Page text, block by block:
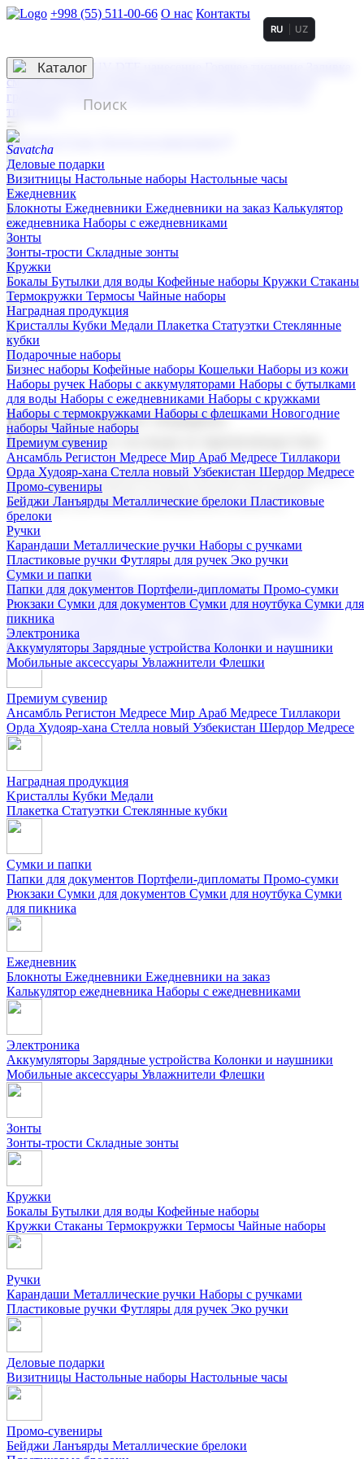
+998 (55) 511-00-66 О нас Контакты
3D гравировка
смолой (Doming)
гравировка твердая
тиснение
RU UZ
☰
Контакты
Каталог
Деловые подарки
Визитницы Настольные наборы Настольные часы
Ежедневник
Блокноты Ежедневники Ежедневники на заказ Калькулятор
ежедневника Наборы с ежедневниками
Зонты
Зонты-трости Складные зонты
Кружки
Бокалы Бутылки для воды Кофейные наборы Кружки Стаканы
Термокружки Термосы Чайные наборы
Наградная продукция
Kристаллы Кубки Медали Плакетка Статуэтки Стеклянные
кубки
Подарочные наборы
Бизнес наборы Кофейные наборы Кошельки Наборы из кожи
Наборы ручек Наборы с аккумуляторами Наборы с бутылками
для воды Наборы с ежедневниками Наборы с кружками
Наборы с термокружками Наборы с флешками Новогодние
наборы Чайные наборы
Премиум сувенир
Ансамбль Регистон Медресе Мир Араб Медресе Тиллакори
Орда Худояр-хана Стелла новый Узбекистан Шердор Медресе
Промо-сувениры
Бейджи Ланъярды Металлические брелоки Пластиковые
брелоки
Ручки
Карандаши Металлические ручки Наборы с ручками
Пластиковые ручки Футляры для ручек Эко ручки
Сумки и папки
Папки для документов Портфели-дипломаты Промо-сумки
Рюкзаки Сумки для документов Сумки для ноутбука Сумки для
пикника
Электроника
Аккумуляторы Зарядные устройства Колонки и наушники
Мобильные аксессуары Увлажнители Флешки
Корпоративные подарки
Поставка со склада и производство
Мы предлагаем широкий выбор корпоративных подарков и
сувениров с логотипом. В нашем каталоге вы найдете
продукцию для бизнеса, мероприятия и клиентов.
Подарочные наборы
Бизнес наборыКофейные наборы Кошельки
Наборы из кожиНаборы ручекНаборы с аккумуляторами
Наборы с бутылками для воды
Наборы с ежедневниками
Наборы с кружками
флешкамиНовогодние наборыЧайные наборы
Премиум сувенир
Ансамбль Регистон Медресе Мир Араб Медресе Тиллакори
Орда Худояр-хана Стелла новый Узбекистан Шердор Медресе
Наградная продукция
Kристаллы Кубки Медали
Плакетка Статуэтки Стеклянные кубки
Сумки и папки
Папки для документов Портфели-дипломаты Промо-сумки
Рюкзаки Сумки для документов Сумки для ноутбука Сумки
для пикника
Ежедневник
Блокноты Ежедневники Ежедневники на заказ
Калькулятор ежедневника Наборы с ежедневниками
Электроника
Аккумуляторы Зарядные устройства Колонки и наушники
Мобильные аксессуары Увлажнители Флешки
Зонты
Зонты-трости Складные зонты
Кружки
Бокалы Бутылки для воды Кофейные наборы
Кружки Стаканы Термокружки Термосы Чайные наборы
Ручки
Карандаши Металлические ручки Наборы с ручками
Пластиковые ручки Футляры для ручек Эко ручки
Деловые подарки
Визитницы Настольные наборы Настольные часы
Промо-сувениры
Бейджи Ланъярды Металлические брелоки